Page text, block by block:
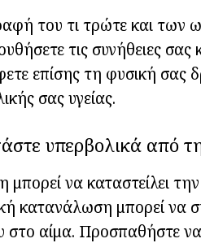
του τι τρώτε και των
τις συνήθειες
επίσης τη φυσική σας
σας υγείας.
υπερβολικά από
μπορεί να καταστείλει
κατανάλωση μπορεί να
αίμα. Προσπαθήστε να